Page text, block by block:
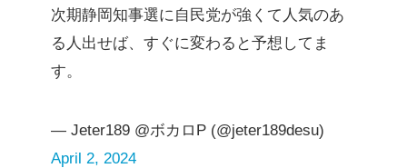
次期静岡知事選に自民党が強くて人気のあ
る人出せば、すぐに変わると予想してま
す。
— Jeter189 @ボカロP (@jeter189desu)
April 2, 2024